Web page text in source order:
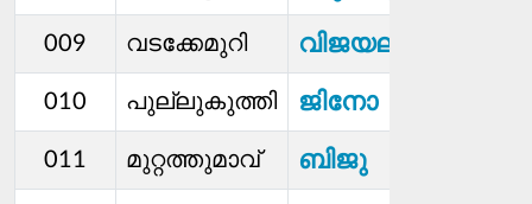
009 വടക്കേമുറി വിജയലക്ഷ്മി
010 പുല്ലുകുത്തി ജിനോ
011 മുറ്റത്തുമാവ് ബിജു